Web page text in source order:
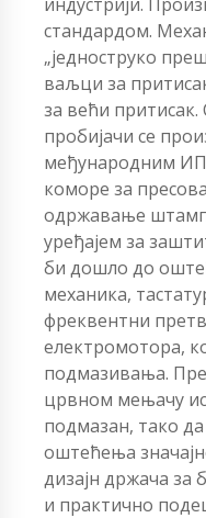
стандардом.
„једноструко
ваљци за
за већи
пробијачи се
међународним
коморе за
одржавање
уређајем за
би дошло до
механика,
фреквентни
електромотора,
подмазивања.
црвном мењачу
подмазан, тако
оштећења
дизајн држача
и практично